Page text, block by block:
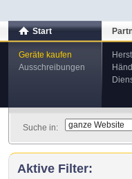
Start
Geräte kaufen
Ausschreibungen
Suche in:
Aktive Filter: